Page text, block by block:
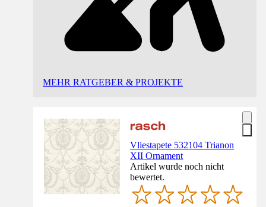
MEHR RATGEBER & PROJEKTE
Vliestapete 532104 Trianon
XII Ornament
Artikel wurde noch nicht
bewertet.